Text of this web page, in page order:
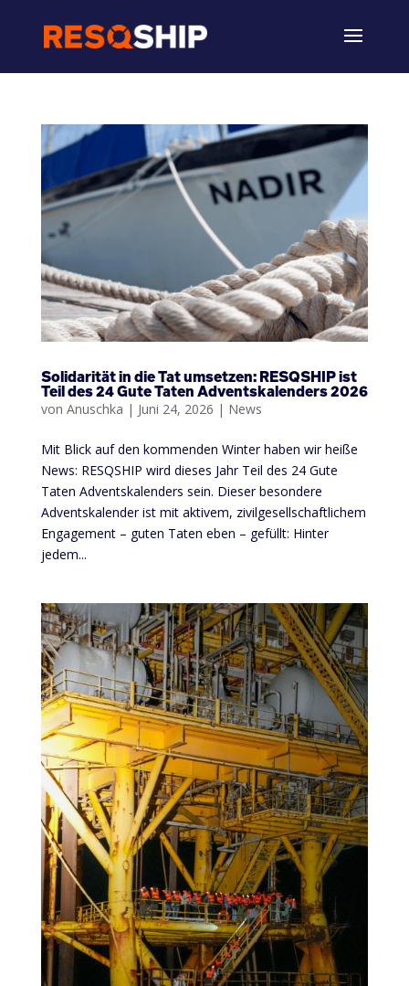
Solidarität in die Tat umsetzen: RESQSHIP ist
Teil des 24 Gute Taten Adventskalenders 2026
von Anuschka | Juni 24, 2026 | News
Mit Blick auf den kommenden Winter haben wir heiße
News: RESQSHIP wird dieses Jahr Teil des 24 Gute
Taten Adventskalenders sein. Dieser besondere
Adventskalender ist mit aktivem, zivilgesellschaftlichem
Engagement – guten Taten eben – gefüllt: Hinter
jedem...